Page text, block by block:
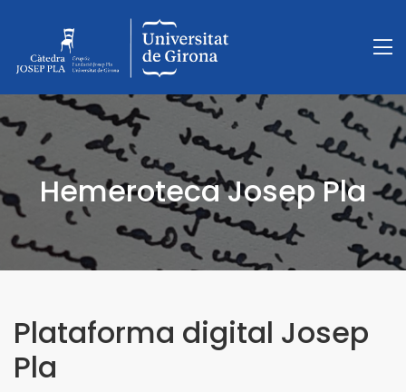
Hemeroteca Josep Pla
Plataforma digital Josep
Pla